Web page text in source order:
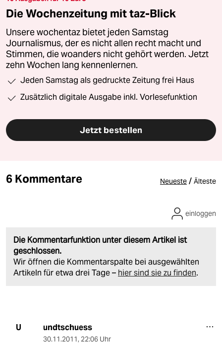
Die Wochenzeitung mit taz-Blick
Unsere wochentaz bietet jeden Samstag
Journalismus, der es nicht allen recht macht und
Stimmen, die woanders nicht gehört werden. Jetzt
zehn Wochen lang kennenlernen.
Jeden Samstag als gedruckte Zeitung frei Haus
Zusätzlich digitale Ausgabe inkl. Vorlesefunktion
Jetzt bestellen
6 Kommentare Neueste / Älteste
Die Kommentarfunktion unter diesem Artikel ist
geschlossen.
Wir öffnen die Kommentarspalte bei ausgewählten
Artikeln für etwa drei Tage – hier sind sie zu finden.
einloggen
U undtschuess
30.11.2011, 22:06 Uhr